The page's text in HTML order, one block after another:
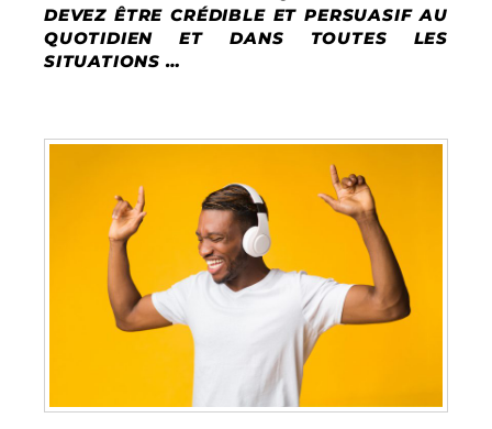
DEVEZ ÊTRE CRÉDIBLE ET PERSUASIF AU
QUOTIDIEN ET DANS TOUTES LES
SITUATIONS …